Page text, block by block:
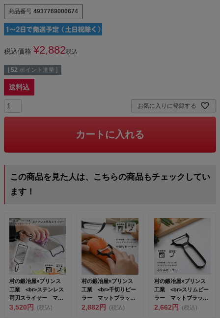
商品番号 4937769000674
税込価格 ¥2,882税込
[ 52 ポイント進呈 ]
送料込
お気に入りに登録する
カートに入れる
この商品を見た人は、こちらの商品もチェックしてい
ます！
村の鍛冶屋×プリンス
工業 <br>ステンレス
両刃スライサー マッ
トブラッ...
3,520円 (税込)
村の鍛冶屋×プリンス
工業 <br>千切りピー
ラー マットブラッ
ク <...
2,882円 (税込)
村の鍛冶屋×プリンス
工業 <br>スリムピー
ラー マットブラッ
ク <...
2,662円 (税込)